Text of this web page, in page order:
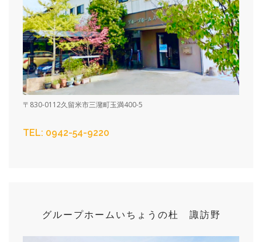
〒830-0112久留米市三潴町玉満400-5
TEL: 0942-54-9220
グループホーム いちょうの杜 諏訪野